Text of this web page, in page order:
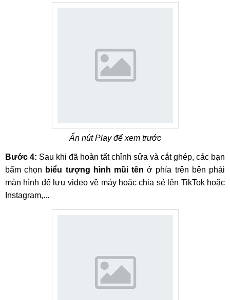
Ấn nút Play để xem trước
Bước 4: Sau khi đã hoàn tất chỉnh sửa và cắt ghép, các bạn
bấm chọn biểu tượng hình mũi tên ở phía trên bên phải
màn hình để lưu video về máy hoặc chia sẻ lên TikTok hoặc
Instagram,...